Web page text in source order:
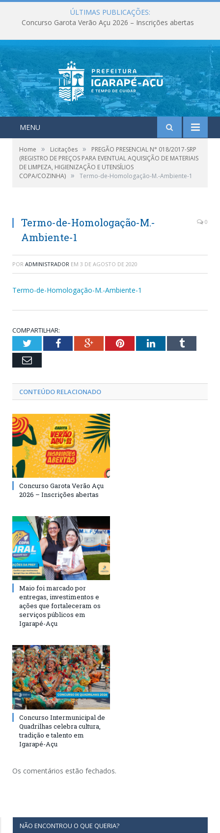
ÚLTIMAS PUBLICAÇÕES:
Concurso Garota Verão Açu 2026 – Inscrições abertas
MENU
Home » Licitações »
PREGÃO PRESENCIAL N° 018/2017-SRP
(REGISTRO DE PREÇOS PARA EVENTUAL AQUISIÇÃO DE MATERIAIS
DE LIMPEZA, HIGIENIZAÇÃO E UTENSÍLIOS
COPA/COZINHA) » Termo-de-Homologação-M.-Ambiente-1
Termo-de-Homologação-M.-
Ambiente-1
0
POR ADMINISTRADOR EM 3 DE AGOSTO DE 2020
Termo-de-Homologação-M.-Ambiente-1
COMPARTILHAR:
TwitterFacebookGoogle+PinterestLinkedInTumblr
Email
CONTEÚDO RELACIONADO
Concurso Garota Verão Açu
2026 – Inscrições abertas
Maio foi marcado por
entregas, investimentos e
ações que fortaleceram os
serviços públicos em
Igarapé-Açu
Concurso Intermunicipal de
Quadrilhas celebra cultura,
tradição e talento em
Igarapé-Açu
Os comentários estão fechados.
NÃO ENCONTROU O QUE QUERIA?